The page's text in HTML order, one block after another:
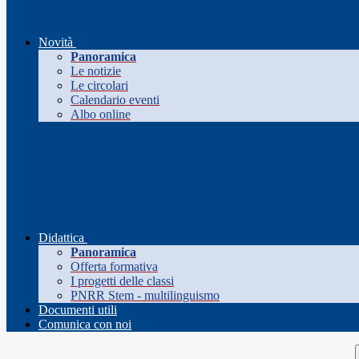
Novità
Panoramica
Le notizie
Le circolari
Calendario eventi
Albo online
Didattica
Panoramica
Offerta formativa
I progetti delle classi
PNRR Stem - multilinguismo
Documenti utili
Comunica con noi